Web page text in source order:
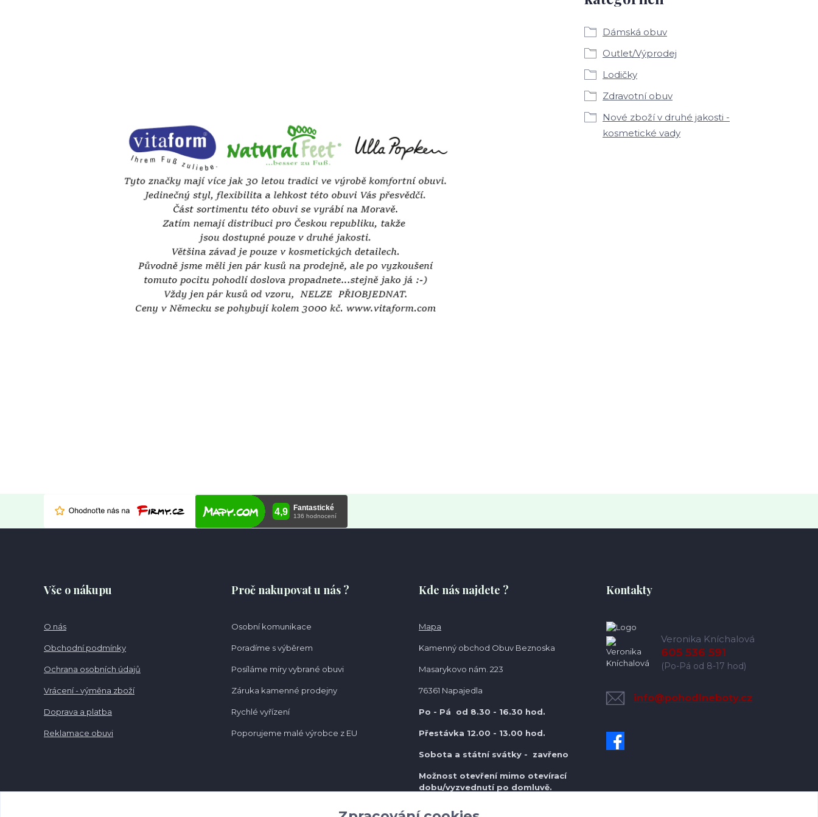
Dámská obuv
Outlet/Výprodej
Lodičky
Zdravotní obuv
Nové zboží v druhé jakosti -
kosmetické vady
Vše o nákupu
O nás
Obchodní podmínky
Ochrana osobních údajů
Vrácení - výměna zboží
Doprava a platba
Reklamace obuvi
Proč nakupovat u nás ?
Osobní komunikace
Poradíme s výběrem
Posíláme míry vybrané obuvi
Záruka kamenné prodejny
Rychlé vyřízení
Poporujeme malé výrobce z EU
Kde nás najdete ?
Mapa
Kamenný obchod Obuv Beznoska
Masarykovo nám. 223
76361 Napajedla
Po - Pá od 8.30 - 16.30 hod.
Přestávka 12.00 - 13.00 hod.
Sobota a státní svátky - zavřeno
Možnost otevření mimo otevírací
dobu/vyzvednutí po domluvě.
Kontakty
Veronika Kníchalová
605 536 591
(Po-Pá od 8-17 hod)
info@pohodlneboty.cz